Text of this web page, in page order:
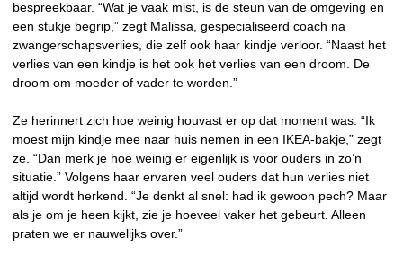
bespreekbaar. “Wat je vaak mist, is de steun van de omgeving en
een stukje begrip,” zegt Malissa, gespecialiseerd coach na
zwangerschapsverlies, die zelf ook haar kindje verloor. “Naast het
verlies van een kindje is het ook het verlies van een droom. De
droom om moeder of vader te worden.”
Ze herinnert zich hoe weinig houvast er op dat moment was. “Ik
moest mijn kindje mee naar huis nemen in een IKEA-bakje,” zegt
ze. “Dan merk je hoe weinig er eigenlijk is voor ouders in zo’n
situatie.” Volgens haar ervaren veel ouders dat hun verlies niet
altijd wordt herkend. “Je denkt al snel: had ik gewoon pech? Maar
als je om je heen kijkt, zie je hoeveel vaker het gebeurt. Alleen
praten we er nauwelijks over.”